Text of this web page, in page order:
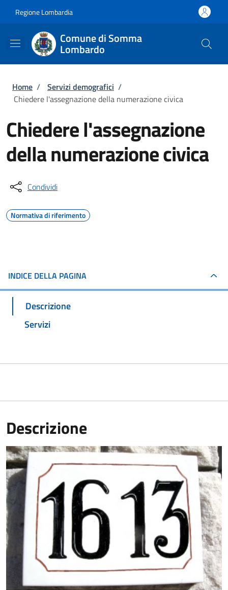
Regione Lombardia
Comune di Somma
Lombardo
Briciole di pane
Home / Servizi demografici /
Chiedere l'assegnazione della numerazione civica
Chiedere l'assegnazione
della numerazione civica
Condividi
Normativa di riferimento
INDICE DELLA PAGINA
Descrizione
Servizi
Descrizione